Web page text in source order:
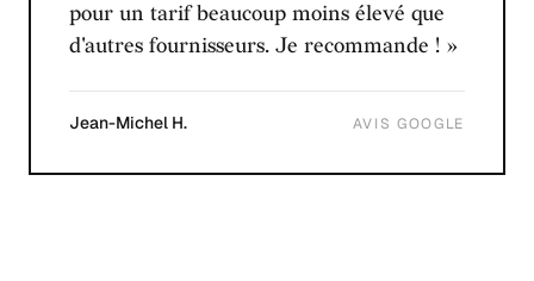
pour un tarif beaucoup moins élevé que
d'autres fournisseurs. Je recommande ! »
Jean-Michel H. AVIS GOOGLE